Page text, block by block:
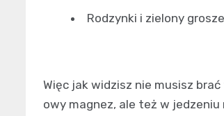
Rodzynki i zielony
Więc jak widzisz nie musisz
owy magnez, ale też w